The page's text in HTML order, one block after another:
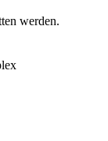
werden.